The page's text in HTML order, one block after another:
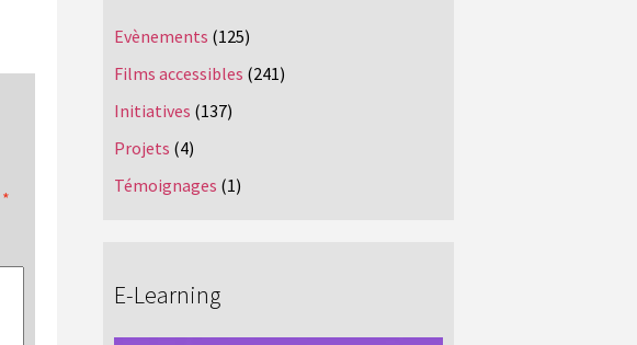
*
Evènements (125)
Films accessibles (241)
Initiatives (137)
Projets (4)
Témoignages (1)
E-Learning